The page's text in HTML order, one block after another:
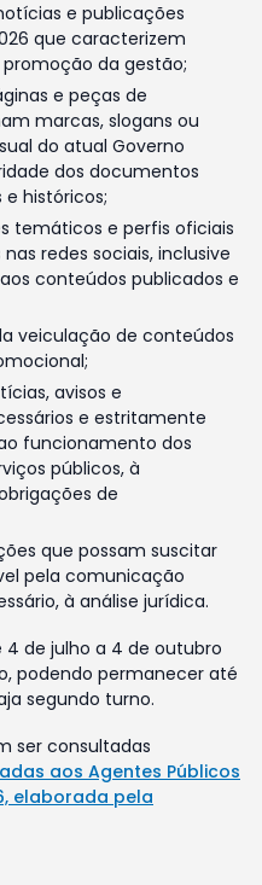
e publicações
que caracterizem
da gestão;
e peças de
marcas, slogans ou
do atual Governo
dos documentos
históricos;
temáticos e perfis oficiais
redes sociais, inclusive
conteúdos publicados e
veiculação de conteúdos
avisos e
e estritamente
funcionamento dos
públicos, à
de
que possam suscitar
pela comunicação
à análise jurídica.
4 de julho a 4 de outubro
podendo permanecer até
segundo turno.
ser consultadas
aos Agentes Públicos
elaborada pela